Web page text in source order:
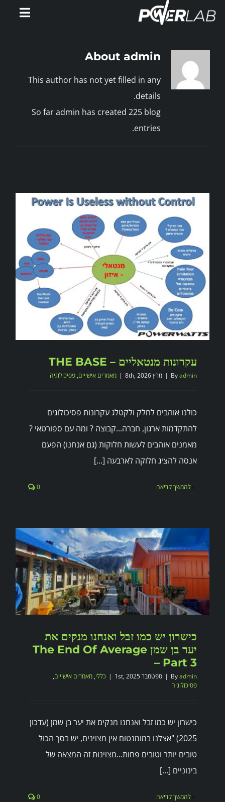
Skip
אימוני PowerWatts
אלעד פלטין
מאמרים
שרותים
מרכזי הפעילות
Search
Aboutadmin
This author has not yet filled in any
details.
So far admin has created 225 blog
entries.
עקרונות מנטאליים – THE BASE
Byadmin
| מרץ 8th, 2026 | מאמרים אישייים, פסיכולוגיה
כולנו אוהבים לחלק ולקטלג עקרונות פסיכולוגים
להתקדמות ארגון, חברה...קבוצה ? ומה עם ספורטאי ?
מאמנים אוהבים לעשות חלוקות (גם אנחנו) הפעם
אנסה להציג חלוקה לארבעה [...]
להמשך קריאה 0
כישרון יש כמו זבל ואנחנו מנקים את
יער בן שמן The End Of Average
– Part 3
Byadmin
| ספטמבר 1st, 2025 | כללי, מאמרים אישייים,
פסיכולוגיה
כישרון יש כמו זבל ואנחנו מנקים את יער בן שמן (עדכון
2025) "אצלנו במומנטום אין מצוינים, יש בסך הכול
טובים יותר וטובים פחות...מצוינות זה המצאה של
בינוניים [...]
להמשך קריאה 0